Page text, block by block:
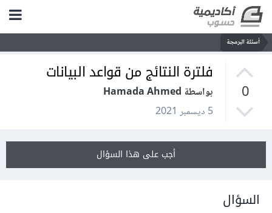
أسئلة البرمجة
0
فلترة النتائج من قواعد البيانات
بواسطة Hamada Ahmed
5 ديسمبر 2021
أجب على هذا السؤال
السؤال